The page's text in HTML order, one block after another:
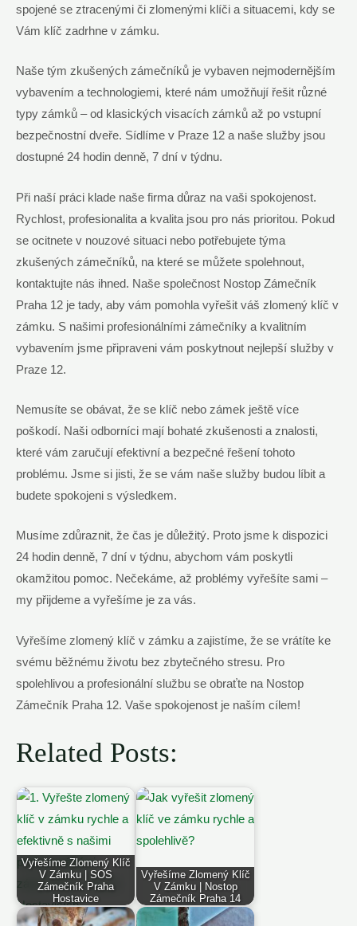
spojené se ztracenými či zlomenými klíči a situacemi, kdy se
Vám klíč zadrhne v zámku.
Naše tým zkušených zámečníků je vybaven nejmodernějším
vybavením a technologiemi, které nám umožňují řešit různé
typy zámků – od klasických visacích zámků až po vstupní
bezpečnostní dveře. Sídlíme v Praze 12 a naše služby jsou
dostupné 24 hodin denně, 7 dní v týdnu.
Při naší práci klade naše firma důraz na vaši spokojenost.
Rychlost, profesionalita a kvalita jsou pro nás prioritou. Pokud
se ocitnete v nouzové situaci nebo potřebujete týma
zkušených zámečníků, na které se můžete spolehnout,
kontaktujte nás ihned. Naše společnost Nostop Zámečník
Praha 12 je tady, aby vám pomohla vyřešit váš zlomený klíč v
zámku. S našimi profesionálními zámečníky a kvalitním
vybavením jsme připraveni vám poskytnout nejlepší služby v
Praze 12.
Nemusíte se obávat, že se klíč nebo zámek ještě více
poškodí. Naši odborníci mají bohaté zkušenosti a znalosti,
které vám zaručují efektivní a bezpečné řešení tohoto
problému. Jsme si jisti, že se vám naše služby budou líbit a
budete spokojeni s výsledkem.
Musíme zdůraznit, že čas je důležitý. Proto jsme k dispozici
24 hodin denně, 7 dní v týdnu, abychom vám poskytli
okamžitou pomoc. Nečekáme, až problémy vyřešíte sami –
my přijdeme a vyřešíme je za vás.
Vyřešíme zlomený klíč v zámku a zajistíme, že se vrátíte ke
svému běžnému životu bez zbytečného stresu. Pro
spolehlivou a profesionální službu se obraťte na Nostop
Zámečník Praha 12. Vaše spokojenost je naším cílem!
Related Posts:
Vyřešíme Zlomený Klíč
V Zámku | SOS
Zámečník Praha
Hostavice
Vyřešíme Zlomený Klíč
V Zámku | Nostop
Zámečník Praha 14